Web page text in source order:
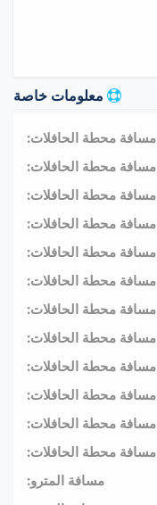
معلومات خاصة
مسافة محطة الحافلات:
مسافة محطة الحافلات:
مسافة محطة الحافلات:
مسافة محطة الحافلات:
مسافة محطة الحافلات:
مسافة محطة الحافلات:
مسافة محطة الحافلات:
مسافة محطة الحافلات:
مسافة محطة الحافلات:
مسافة محطة الحافلات:
مسافة محطة الحافلات:
مسافة محطة الحافلات:
مسافة المترو: